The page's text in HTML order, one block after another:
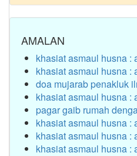
AMALAN
khasiat asmaul husna :
khasiat asmaul husna :
doa mujarab penakluk
khasiat asmaul husna :
pagar gaib rumah
khasiat asmaul husna :
khasiat asmaul husna :
khasiat asmaul husna :